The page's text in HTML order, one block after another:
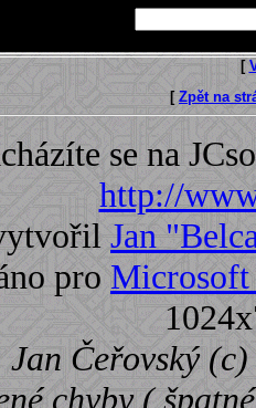
[
[ Zpět na
se na
http://
Jan
pro
Jan Čeřovský
chyby (